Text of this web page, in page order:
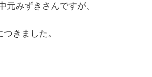
元みずきさんですが、
きました。